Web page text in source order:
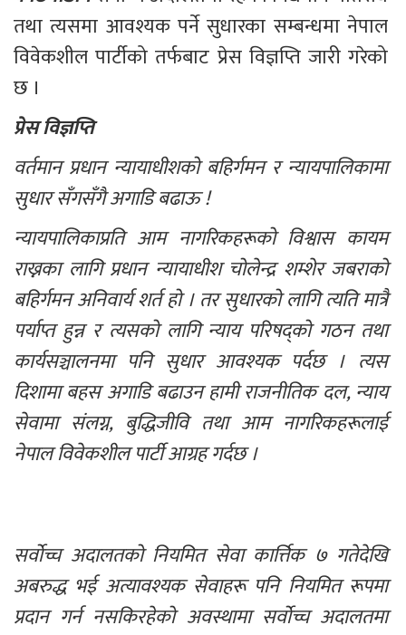
तथा त्यसमा आवश्यक पर्ने सुधारका सम्बन्धमा नेपाल
विवेकशील पार्टीको तर्फबाट प्रेस विज्ञप्ति जारी गरेको
छ ।
प्रेस विज्ञप्ति
वर्तमान प्रधान न्यायाधीशको बहिर्गमन र न्यायपालिकामा
सुधार सँगसँगै अगाडि बढाऊ !
न्यायपालिकाप्रति आम नागरिकहरूको विश्वास कायम
राख्नका लागि प्रधान न्यायाधीश चोलेन्द्र शम्शेर जबराको
बहिर्गमन अनिवार्य शर्त हो । तर सुधारको लागि त्यति मात्रै
पर्याप्त हुन्न र त्यसको लागि न्याय परिषद्को गठन तथा
कार्यसञ्चालनमा पनि सुधार आवश्यक पर्दछ । त्यस
दिशामा बहस अगाडि बढाउन हामी राजनीतिक दल, न्याय
सेवामा संलग्न, बुद्धिजीवि तथा आम नागरिकहरूलाई
नेपाल विवेकशील पार्टी आग्रह गर्दछ ।
सर्वोच्च अदालतको नियमित सेवा कार्त्तिक ७ गतेदेखि
अबरुद्ध भई अत्यावश्यक सेवाहरू पनि नियमित रूपमा
प्रदान गर्न नसकिरहेको अवस्थामा सर्वोच्च अदालतमा